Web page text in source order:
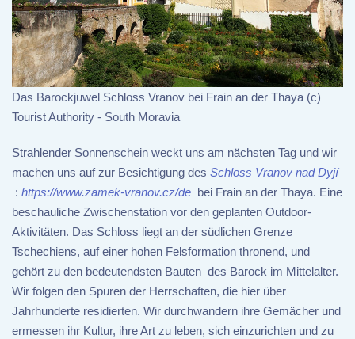
Das Barockjuwel Schloss Vranov bei Frain an der Thaya (c)
Tourist Authority - South Moravia
Strahlender Sonnenschein weckt uns am nächsten Tag und wir
machen uns auf zur Besichtigung des Schloss Vranov nad Dyjí
: https://www.zamek-vranov.cz/de bei Frain an der Thaya. Eine
beschauliche Zwischenstation vor den geplanten Outdoor-
Aktivitäten. Das Schloss liegt an der südlichen Grenze
Tschechiens, auf einer hohen Felsformation thronend, und
gehört zu den bedeutendsten Bauten des Barock im Mittelalter.
Wir folgen den Spuren der Herrschaften, die hier über
Jahrhunderte residierten. Wir durchwandern ihre Gemächer und
ermessen ihr Kultur, ihre Art zu leben, sich einzurichten und zu